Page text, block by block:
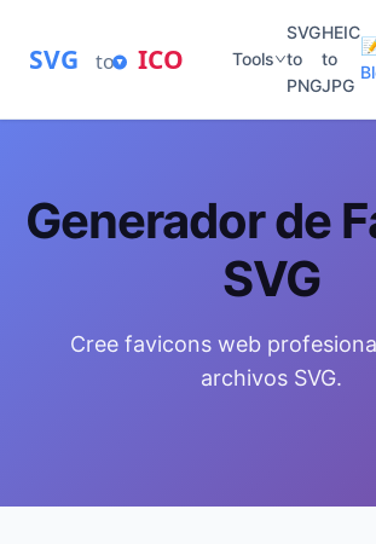
SVG to ICO Tools
SVG
to
PNG
HEIC
to
JPG
Generador de
SVG
Cree favicons web
archivos SVG.